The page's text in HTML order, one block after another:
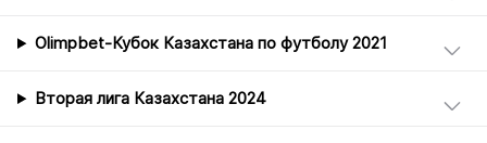
Olimpbet-Кубок Казахстана по футболу 2021
Вторая лига Казахстана 2024